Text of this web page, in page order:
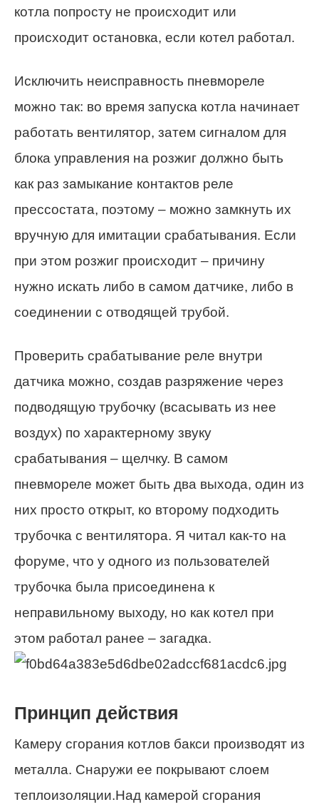
котла попросту не происходит или
происходит остановка, если котел работал.
Исключить неисправность пневмореле
можно так: во время запуска котла начинает
работать вентилятор, затем сигналом для
блока управления на розжиг должно быть
как раз замыкание контактов реле
прессостата, поэтому – можно замкнуть их
вручную для имитации срабатывания. Если
при этом розжиг происходит – причину
нужно искать либо в самом датчике, либо в
соединении с отводящей трубой.
Проверить срабатывание реле внутри
датчика можно, создав разряжение через
подводящую трубочку (всасывать из нее
воздух) по характерному звуку
срабатывания – щелчку. В самом
пневмореле может быть два выхода, один из
них просто открыт, ко второму подходить
трубочка с вентилятора. Я читал как-то на
форуме, что у одного из пользователей
трубочка была присоединена к
неправильному выходу, но как котел при
этом работал ранее – загадка.
Принцип действия
Камеру сгорания котлов бакси производят из
металла. Снаружи ее покрывают слоем
теплоизоляции.Над камерой сгорания